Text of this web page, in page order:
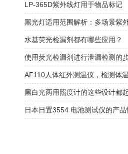
LP-365D紫外线灯用于物品标记
水基荧光检漏剂都有哪些应用？
使用荧光检漏剂进行泄漏检测的